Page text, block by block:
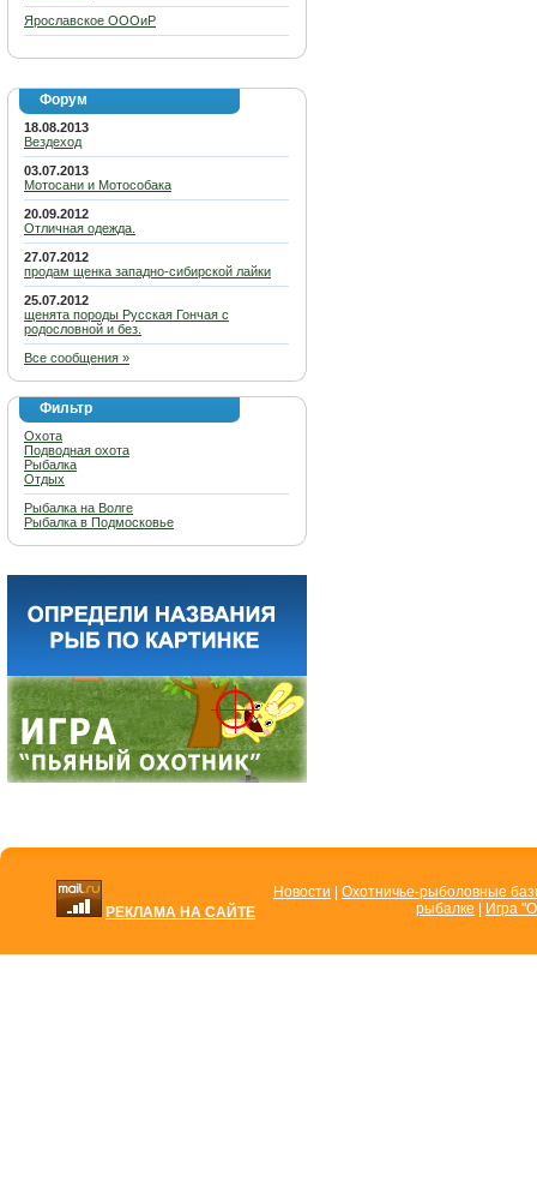
Ярославское ОООиР
Форум
18.08.2013
Вездеход
03.07.2013
Мотосани и Мотособака
20.09.2012
Отличная одежда.
27.07.2012
продам щенка западно-сибирской лайки
25.07.2012
щенята породы Русская Гончая с
родословной и без.
Все сообщения »
Фильтр
Охота
Подводная охота
Рыбалка
Отдых
Рыбалка на Волге
Рыбалка в Подмосковье
РЕКЛАМА НА САЙТЕ
Новости
Охотничье-рыболовные
рыбалке
Игра